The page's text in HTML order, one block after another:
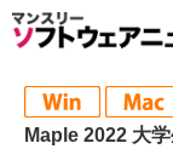
Maple 2022 大